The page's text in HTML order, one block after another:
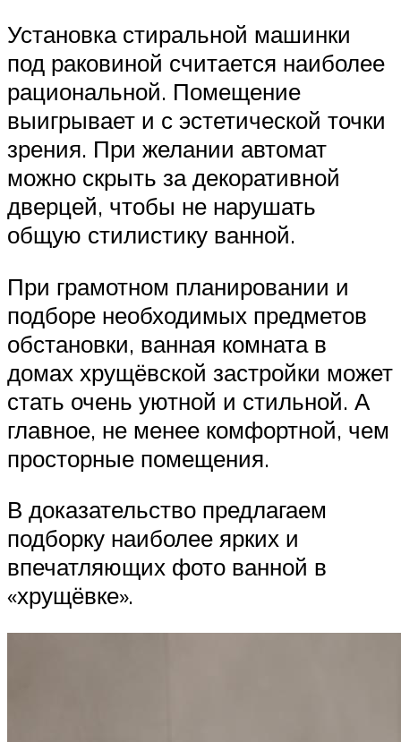
Установка стиральной машинки
под раковиной считается наиболее
рациональной. Помещение
выигрывает и с эстетической точки
зрения. При желании автомат
можно скрыть за декоративной
дверцей, чтобы не нарушать
общую стилистику ванной.
При грамотном планировании и
подборе необходимых предметов
обстановки, ванная комната в
домах хрущёвской застройки может
стать очень уютной и стильной. А
главное, не менее комфортной, чем
просторные помещения.
В доказательство предлагаем
подборку наиболее ярких и
впечатляющих фото ванной в
«хрущёвке».